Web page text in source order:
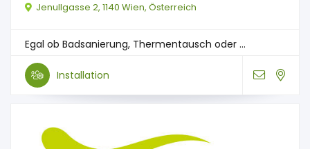
Jenullgasse 2, 1140 Wien, Österreich
Egal ob Badsanierung, Thermentausch oder ...
Installation